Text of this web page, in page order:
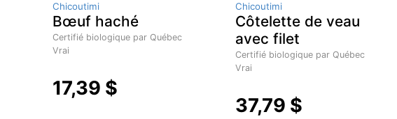
Chicoutimi
Bœuf haché
Certifié biologique par Québec
Vrai
17,39 $
Chicoutimi
Côtelette de veau
avec filet
Certifié biologique par Québec
Vrai
37,79 $